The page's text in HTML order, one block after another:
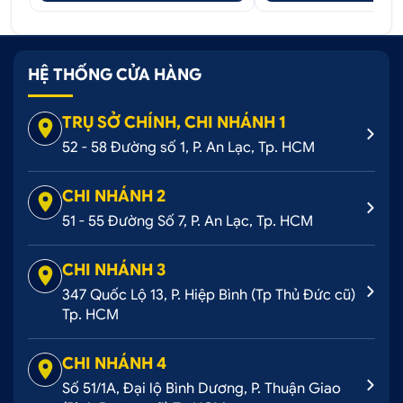
4. Ai nên lựa chọn bodykit Foresta cho
Altis 2022?
Foresta là mẫu bodykit phù hợp với những khách
hàng muốn nâng cấp ngoại hình Altis theo hướng
mạnh mẽ và hiện đại nhưng vẫn giữ sự thanh lịch
vốn có của dòng xe này. Bộ kit không quá hầm hố,
dễ phối màu, phù hợp cả cho xe gia đình, đi phố lẫn
khách hàng có gu thẩm mỹ rõ ràng.
Chủ xe muốn làm mới diện mạo xe mà không
ảnh hưởng đến độ zin.
Người ưa chuộng phong cách thể thao vừa
phải, gọn gàng và tinh tế.
Phù hợp với khách hàng lần đầu nâng cấp body,
cần giải pháp dễ ứng dụng và ít rủi ro.
HỆ THỐNG CỬA HÀNG
TRỤ SỞ CHÍNH, CHI NHÁNH 1
52 - 58 Đường số 1, P. An Lạc, Tp. HCM
CHI NHÁNH 2
51 - 55 Đường Số 7, P. An Lạc, Tp. HCM
CHI NHÁNH 3
347 Quốc Lộ 13, P. Hiệp Bình (Tp Thủ Đức cũ)
Tp. HCM
CHI NHÁNH 4
Số 51/1A, Đại lộ Bình Dương, P. Thuận Giao